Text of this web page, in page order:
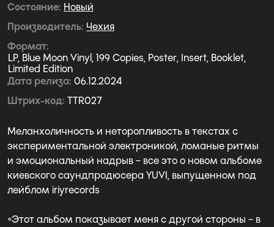
Состояние Новый
Производитель Чехия
Формат
LP, Blue Moon Vinyl, 199 Copies, Poster, Insert, Booklet,
Limited Edition
Дата релиза 06.12.2024
Штрих-код TTR027
Меланхоличность и неторопливость в текстах с
экспериментальной электроникой, ломаные ритмы
и эмоциональный надрыв – все это о новом альбоме
киевского саундпродюсера YUVI, выпущенном под
лейблом iriyrecords
«Этот альбом показывает меня с другой стороны – в